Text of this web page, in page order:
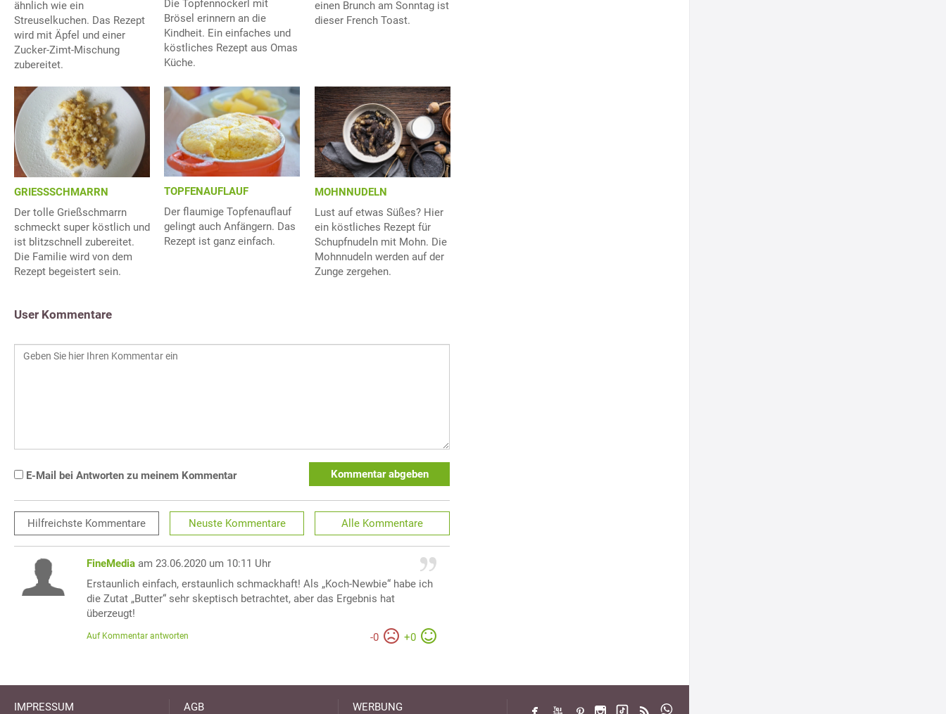
ähnlich wie ein
Streuselkuchen. Das Rezept
wird mit Äpfel und einer
Zucker-Zimt-Mischung
zubereitet.
Die Topfennockerl mit
Brösel erinnern an die
Kindheit. Ein einfaches und
köstliches Rezept aus Omas
Küche.
einen Brunch am Sonntag ist
dieser French Toast.
GRIESSSCHMARRN
Der tolle Grießschmarrn
schmeckt super köstlich und
ist blitzschnell zubereitet.
Die Familie wird von dem
Rezept begeistert sein.
TOPFENAUFLAUF
Der flaumige Topfenauflauf
gelingt auch Anfängern. Das
Rezept ist ganz einfach.
MOHNNUDELN
Lust auf etwas Süßes? Hier
ein köstliches Rezept für
Schupfnudeln mit Mohn. Die
Mohnnudeln werden auf der
Zunge zergehen.
User Kommentare
E-Mail bei Antworten zu meinem Kommentar Kommentar abgeben
Hilfreichste Kommentare Neuste Kommentare Alle Kommentare
FineMedia am 23.06.2020 um 10:11 Uhr
Erstaunlich einfach, erstaunlich schmackhaft! Als „Koch-Newbie“ habe ich
die Zutat „Butter“ sehr skeptisch betrachtet, aber das Ergebnis hat
überzeugt!
-0 +0
Auf Kommentar antworten
IMPRESSUM AGB WERBUNG